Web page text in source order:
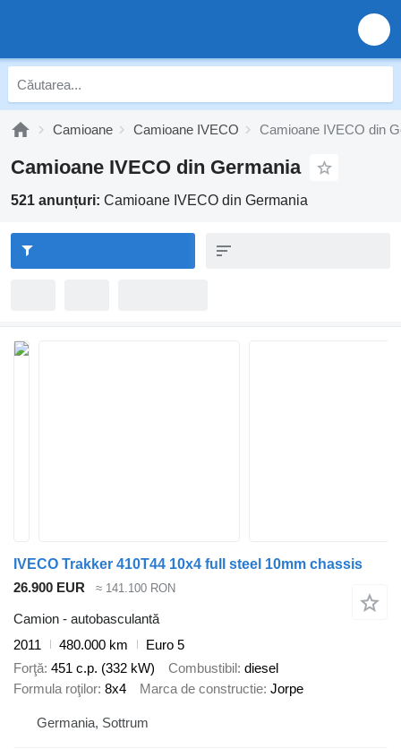
Camioane Camioane IVECO Camioane IVECO din
Camioane IVECO din Germania
521 anunțuri: Camioane IVECO din Germania
IVECO Trakker 410T44 10x4 full steel 10mm chassis
26.900 EUR
≈ 141.100 RON
Camion - autobasculantă
2011
480.000 km
Euro 5
Forţă 451 c.p. (332 kW) Combustibil diesel
Formula roţilor 8x4 Marca de constructie Jorpe
Germania, Sottrum